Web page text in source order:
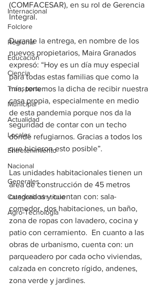
Internacional
Folclore
Regional
Educación
Ciencia
Transporte
Municipal
Actualidad
Locales
Entretenimiento
Nacional
Generales
Categoría sin título
Agro-Tecnología
(COMFACESAR), en su rol de Gerencia
Integral.
Durante la entrega, en nombre de los
nuevos propietarios, Maira Granados
expresó: “Hoy es un día muy especial
para todas estas familias que como la
mía, tenemos la dicha de recibir nuestra
casa propia, especialmente en medio
de esta pandemia porque nos da la
seguridad de contar con un techo
donde refugiarnos. Gracias a todos los
que hicieron esto posible”.
Las unidades habitacionales tienen un
área de construcción de 45 metros
cuadrados y cuentan con: sala-
comedor, dos habitaciones, un baño,
zona de ropas con lavadero, cocina y
patio con cerramiento.  En cuanto a las
obras de urbanismo, cuenta con: un
parqueadero por cada ocho viviendas,
calzada en concreto rígido, andenes,
zona verde y jardines.